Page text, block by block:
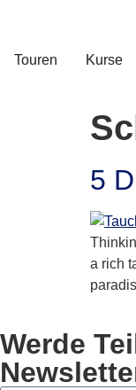
Touren Kurse
5
a rich
Werde